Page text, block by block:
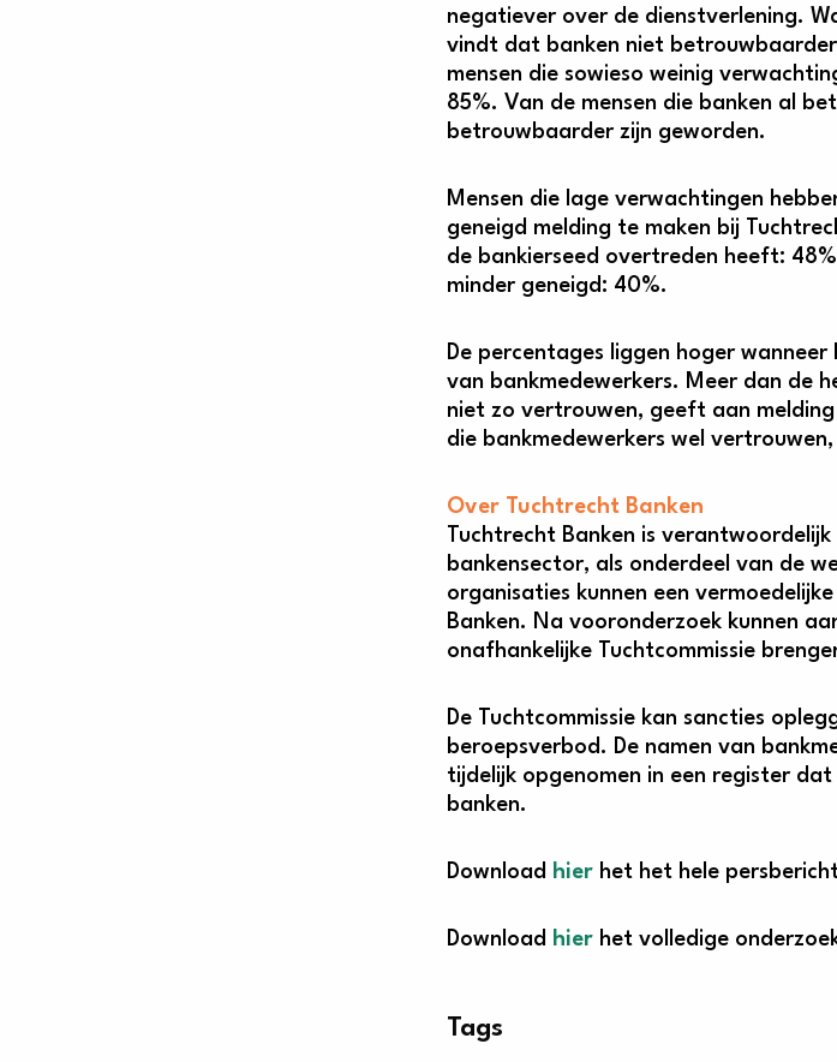
negatiever over de dienstverlening.
vindt dat banken niet
mensen die sowieso weinig
85%. Van de mensen die banken al
betrouwbaarder zijn geworden.
Mensen die lage verwachtingen
geneigd melding te maken bij
de bankierseed overtreden heeft:
minder geneigd: 40%.
De percentages liggen hoger
van bankmedewerkers. Meer dan de
niet zo vertrouwen, geeft aan
die bankmedewerkers wel
Over Tuchtrecht Banken
Tuchtrecht Banken is
bankensector, als onderdeel van de
organisaties kunnen een
Banken. Na vooronderzoek kunnen
onafhankelijke Tuchtcommissie
De Tuchtcommissie kan sancties
beroepsverbod. De namen van
tijdelijk opgenomen in een register
banken.
Download hier het het hele
Download hier het volledige
Tags